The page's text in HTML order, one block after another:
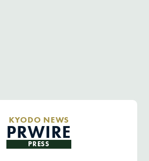
KYODO NEWS
PRWIRE
PRESS